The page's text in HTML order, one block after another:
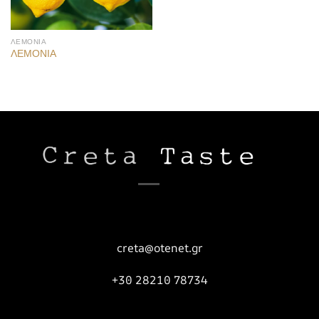
ΛΕΜΟΝΙΑ
ΛΕΜΟΝΙΑ
creta@otenet.gr
+30 28210 78734